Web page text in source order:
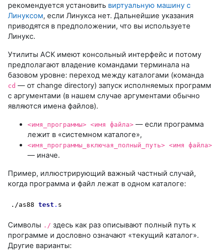
рекомендуется установить виртуальную машину с
Линуксом, если Линукса нет. Дальнейшие указания
приводятся в предположении, что вы используете
Линукс.
Утилиты АСК имеют консольный интерфейс и потому
предполагают владение командами терминала на
базовом уровне: переход между каталогами (команда
cd — от change directory) запуск исполняемых программ
с аргументами (в нашем случае аргументами обычно
являются имена файлов).
<имя_программы> <имя файла> — если программа
лежит в «системном каталоге»,
<имя_программы_включая_полный_путь> <имя файла>
— иначе.
Пример, иллюстрирующий важный частный случай,
когда программа и файл лежат в одном каталоге:
./as88 test . s
Символы ./ здесь как раз описывают полный путь к
программе и дословно означают «текущий каталог».
Другие варианты: